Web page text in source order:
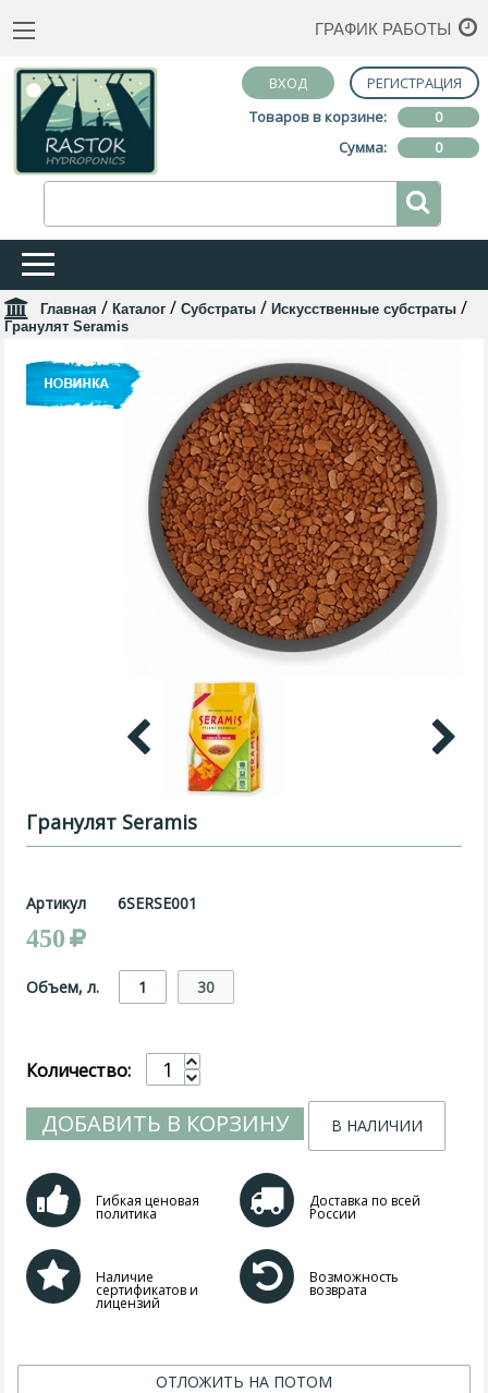
ГРАФИК РАБОТЫ
ВХОД
РЕГИСТРАЦИЯ
Товаров в корзине:
0
Сумма:
0
Главная / Каталог / Субстраты / Искусственные субстраты /
Гранулят Seramis
Гранулят Seramis
Артикул 6SERSE001
450
Объем, л. 1 30
Количество:
ДОБАВИТЬ В КОРЗИНУ В НАЛИЧИИ
Гибкая ценовая
политика
Доставка по всей
России
Наличие
сертификатов и
лицензий
Возможность
возврата
ОТЛОЖИТЬ НА ПОТОМ